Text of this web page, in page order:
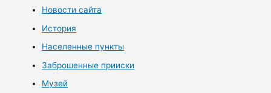
Новости сайта
История
Населенные пункты
Заброшенные прииски
Музей